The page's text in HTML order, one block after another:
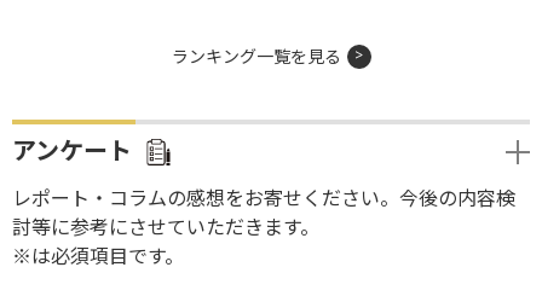
ランキング一覧を見る
アンケート
レポート・コラムの感想をお寄せください。今後の内容検
討等に参考にさせていただきます。
※は必須項目です。